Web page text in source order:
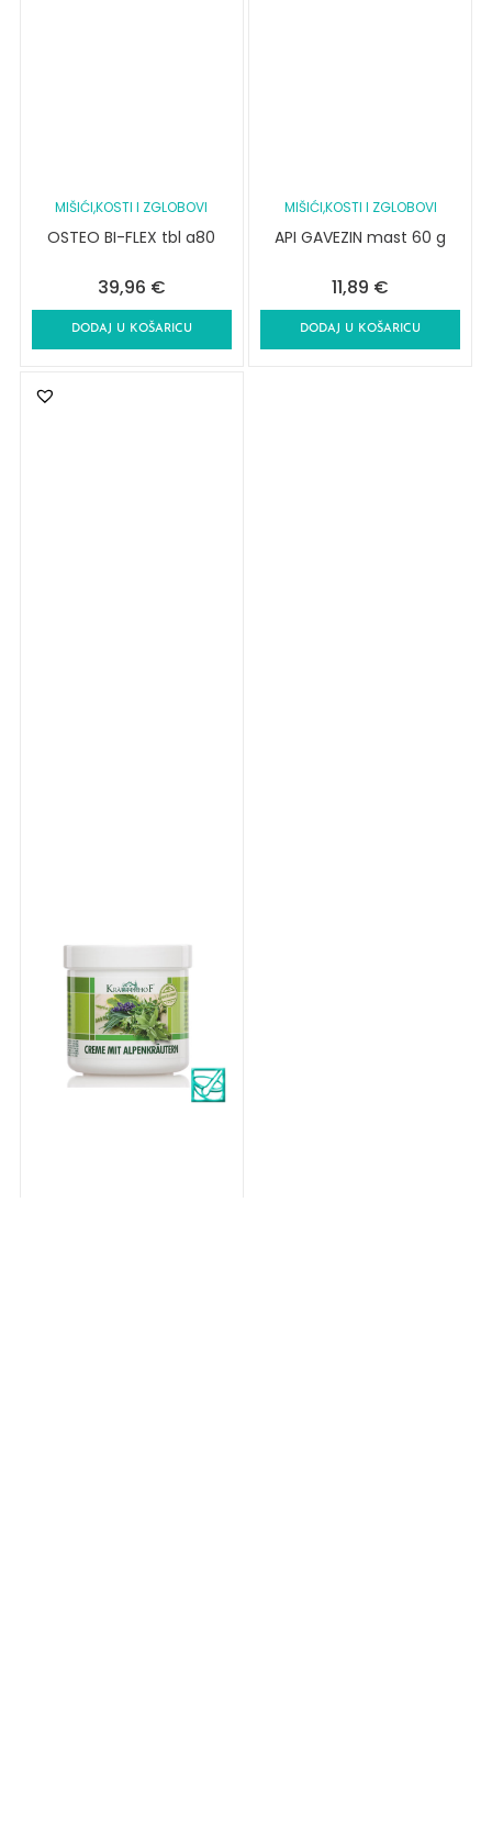
MIŠIĆI,KOSTI I ZGLOBOVI
OSTEO BI-FLEX tbl a80
39,96 €
DODAJ U KOŠARICU
MIŠIĆI,KOSTI I ZGLOBOVI
API GAVEZIN mast 60 g
11,89 €
DODAJ U KOŠARICU